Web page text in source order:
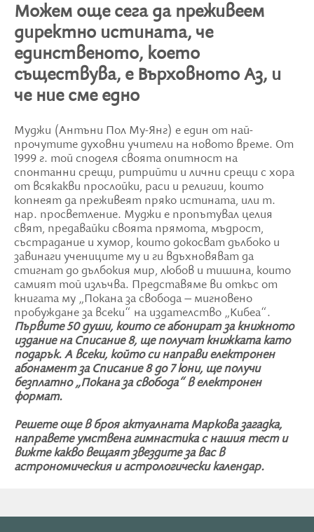
Можем още сега да преживеем
директно истината, че
единственото, което
съществува, е Върховното Аз, и
че ние сме едно
Муджи (Антъни Пол Му-Янг) е един от най-
прочутите духовни учители на новото време. От
1999 г. той споделя своята опитност на
спонтанни срещи, ритрийти и лични срещи с хора
от всякакви прослойки, раси и религии, които
копнеят да преживеят пряко истината, или т.
нар. просветление. Муджи е пропътувал целия
свят, предавайки своята прямота, мъдрост,
състрадание и хумор, които докосват дълбоко и
завинаги учениците му и ги вдъхновяват да
стигнат до дълбокия мир, любов и тишина, които
самият той излъчва. Представяме ви откъс от
книгата му „Покана за свобода – мигновено
пробуждане за всеки“ на издателство „Кибеа“.
Първите 50 души, които се абонират за книжното
издание на Списание 8, ще получат книжката като
подарък. А всеки, който си направи електронен
абонамент за Списание 8 до 7 юни, ще получи
безплатно „Покана за свобода“ в електронен
формат.
Решете още в броя актуалната Маркова загадка,
направете умствена гимнастика с нашия тест и
вижте какво вещаят звездите за вас в
астрономическия и астрологически календар.